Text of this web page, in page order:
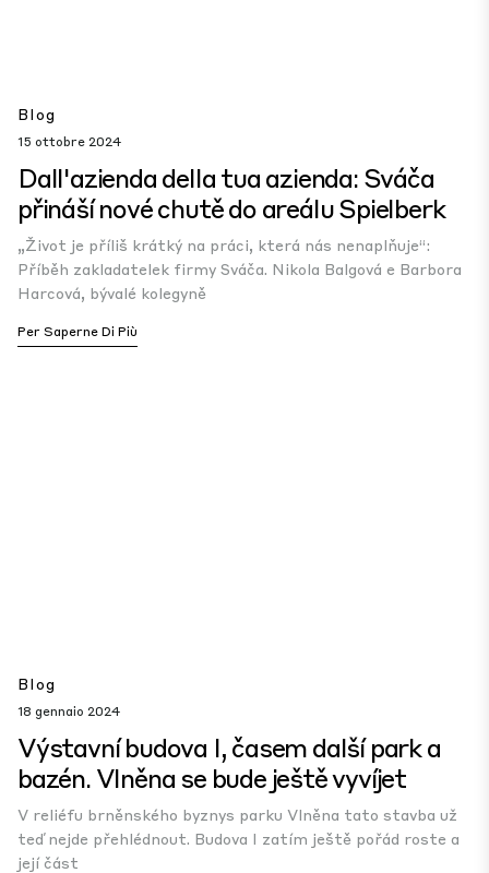
Blog
15 ottobre 2024
Dall'azienda della tua azienda: Sváča
přináší nové chutě do areálu Spielberk
„Život je příliš krátký na práci, která nás nenaplňuje“:
Příběh zakladatelek firmy Sváča. Nikola Balgová e Barbora
Harcová, bývalé kolegyně
Per Saperne Di Più
Blog
18 gennaio 2024
Výstavní budova I, časem další park a
bazén. Vlněna se bude ještě vyvíjet
V reliéfu brněnského byznys parku Vlněna tato stavba už
teď nejde přehlédnout. Budova I zatím ještě pořád roste a
její část